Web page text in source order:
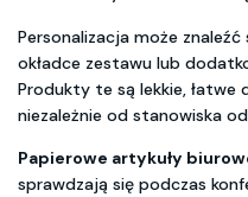
Personalizacja może
okładce zestawu lub
Produkty te są lekkie, łatwe
niezależnie od stanowiska
Papierowe artykuły
sprawdzają się podczas